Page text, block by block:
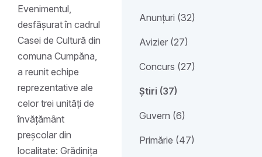
Evenimentul,
desfășurat în cadrul
Casei de Cultură din
comuna Cumpăna,
a reunit echipe
reprezentative ale
celor trei unități de
învățământ
preșcolar din
localitate: Grădinița
Anunțuri (32)
Avizier (27)
Concurs (27)
Știri (37)
Guvern (6)
Primărie (47)